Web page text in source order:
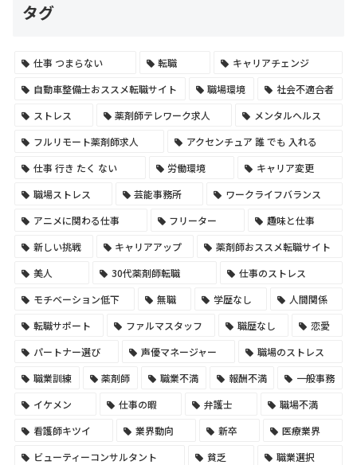
タグ
仕事 つまらない 転職
キャリアチェンジ
自動車整備士おススメ転職サイト
職場環境
社会不適合者
ストレス
薬剤師テレワーク求人
メンタルヘルス
フルリモート薬剤師求人
アクセンチュア 誰 でも 入れる
仕事 行き たく ない
労働環境
キャリア変更
職場ストレス
芸能事務所
ワークライフバランス
アニメに関わる仕事
フリーター
趣味と仕事
新しい挑戦
キャリアアップ
薬剤師おススメ転職サイト
美人
30代薬剤師転職
仕事のストレス
モチベーション低下
無職 学歴なし
人間関係
転職サポート
ファルマスタッフ 職歴なし
恋愛
パートナー選び
声優マネージャー
職場のストレス
職業訓練
薬剤師 職業不満 報酬不満
一般事務
イケメン
仕事の暇 弁護士
職場不満
看護師キツイ
業界動向 新卒
医療業界
ビューティーコンサルタント
貧乏
職業選択